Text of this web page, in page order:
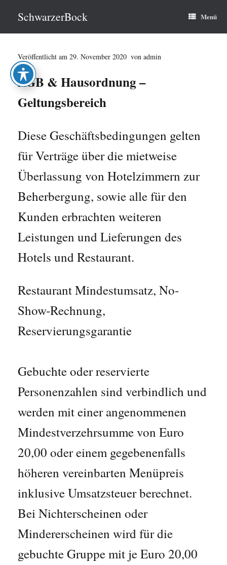
springenSchwarzerBock Menü
Veröffentlicht am 29. November 2020 von admin
AGB & Hausordnung –
Geltungsbereich
Diese Geschäftsbedingungen gelten
für Verträge über die mietweise
Überlassung von Hotelzimmern zur
Beherbergung, sowie alle für den
Kunden erbrachten weiteren
Leistungen und Lieferungen des
Hotels und Restaurant.
Restaurant Mindestumsatz, No-
Show-Rechnung,
Reservierungsgarantie
Gebuchte oder reservierte
Personenzahlen sind verbindlich und
werden mit einer angenommenen
Mindestverzehrsumme von Euro
20,00 oder einem gegebenenfalls
höheren vereinbarten Menüpreis
inklusive Umsatzsteuer berechnet.
Bei Nichterscheinen oder
Mindererscheinen wird für die
gebuchte Gruppe mit je Euro 20,00